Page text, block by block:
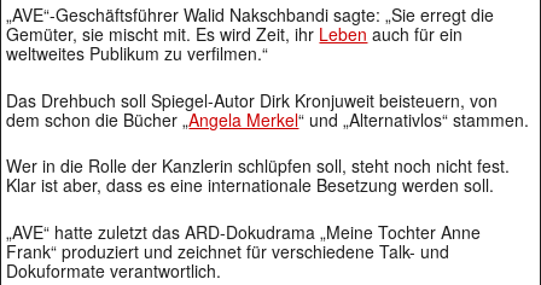
„AVE“-Geschäftsführer Walid Nakschbandi sagte: „Sie erregt die
Gemüter, sie mischt mit. Es wird Zeit, ihr Leben auch für ein
weltweites Publikum zu verfilmen.“
Das Drehbuch soll Spiegel-Autor Dirk Kronjuweit beisteuern, von
dem schon die Bücher „Angela Merkel“ und „Alternativlos“ stammen.
Wer in die Rolle der Kanzlerin schlüpfen soll, steht noch nicht fest.
Klar ist aber, dass es eine internationale Besetzung werden soll.
„AVE“ hatte zuletzt das ARD-Dokudrama „Meine Tochter Anne
Frank“ produziert und zeichnet für verschiedene Talk- und
Dokuformate verantwortlich.